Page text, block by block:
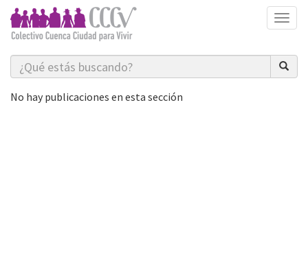
No hay publicaciones en esta sección